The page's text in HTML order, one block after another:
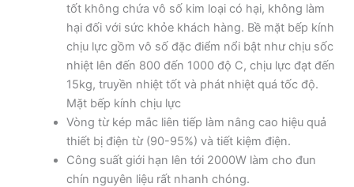
tốt không chứa vô số kim loại có hại, không làm
hại đối với sức khỏe khách hàng. Bề mặt bếp kính
chịu lực gồm vô số đặc điểm nổi bật như chịu sốc
nhiệt lên đến 800 đến 1000 độ C, chịu lực đạt đến
15kg, truyền nhiệt tốt và phát nhiệt quá tốc độ.
Mặt bếp kính chịu lực
Vòng từ kép mắc liên tiếp làm nâng cao hiệu quả
thiết bị điện từ (90-95%) và tiết kiệm điện.
Công suất giới hạn lên tới 2000W làm cho đun
chín nguyên liệu rất nhanh chóng.